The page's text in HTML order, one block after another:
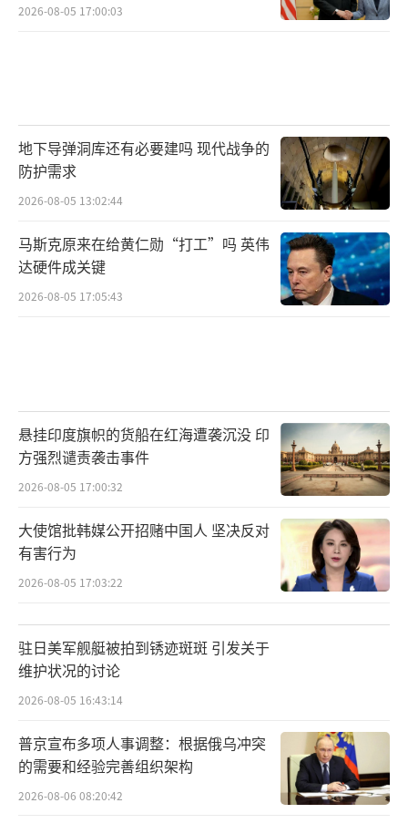
2026-08-05 17:00:03
地下导弹洞库还有必要建吗 现代战争的
防护需求
2026-08-05 13:02:44
马斯克原来在给黄仁勋“打工”吗 英伟
达硬件成关键
2026-08-05 17:05:43
悬挂印度旗帜的货船在红海遭袭沉没 印
方强烈谴责袭击事件
2026-08-05 17:00:32
大使馆批韩媒公开招赌中国人 坚决反对
有害行为
2026-08-05 17:03:22
驻日美军舰艇被拍到锈迹斑斑 引发关于
维护状况的讨论
2026-08-05 16:43:14
普京宣布多项人事调整：根据俄乌冲突
的需要和经验完善组织架构
2026-08-06 08:20:42